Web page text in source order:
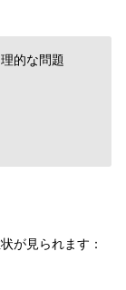
的な問題
が見られます：